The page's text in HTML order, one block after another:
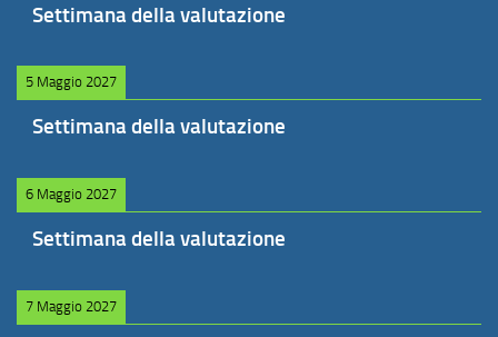
Settimana della valutazione
5 Maggio 2027
Settimana della valutazione
6 Maggio 2027
Settimana della valutazione
7 Maggio 2027